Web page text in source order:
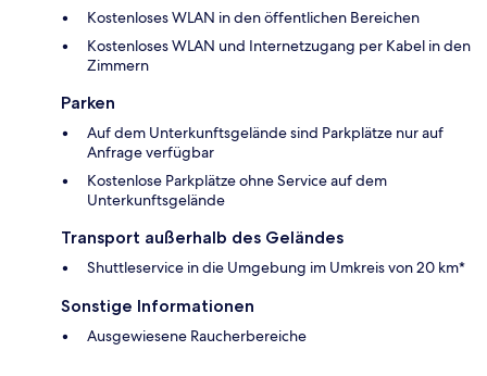
Kostenloses WLAN in den öffentlichen Bereichen
Kostenloses WLAN und Internetzugang per Kabel in den
Zimmern
Parken
Auf dem Unterkunftsgelände sind Parkplätze nur auf
Anfrage verfügbar
Kostenlose Parkplätze ohne Service auf dem
Unterkunftsgelände
Transport außerhalb des Geländes
Shuttleservice in die Umgebung im Umkreis von 20 km*
Sonstige Informationen
Ausgewiesene Raucherbereiche